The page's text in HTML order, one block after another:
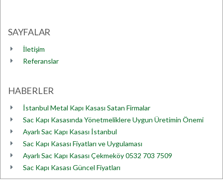
SAYFALAR
İletişim
Referanslar
HABERLER
İstanbul Metal Kapı Kasası Satan Firmalar
Sac Kapı Kasasında Yönetmeliklere Uygun Üretimin Önemi
Ayarlı Sac Kapı Kasası İstanbul
Sac Kapı Kasası Fiyatları ve Uygulaması
Ayarlı Sac Kapı Kasası Çekmeköy 0532 703 7509
Sac Kapı Kasası Güncel Fiyatları